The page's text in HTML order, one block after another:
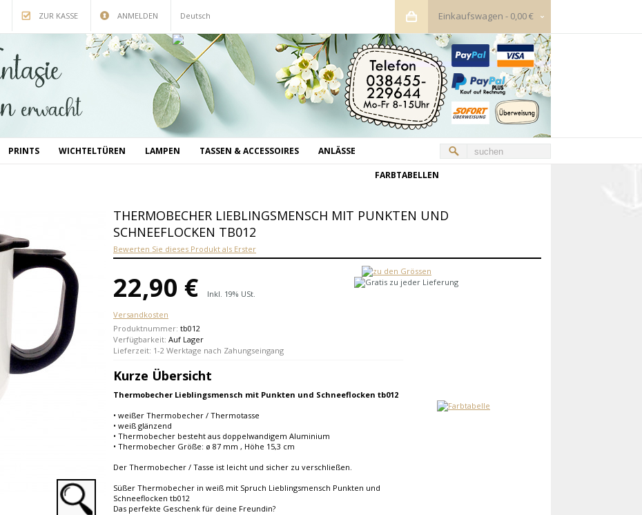
ZUR KASSE ANMELDEN Deutsch Einkaufswagen - 0,00 €
PRINTS WICHTELTÜREN LAMPEN TASSEN & ACCESSOIRES ANLÄSSE
FARBTABELLEN
THERMOBECHER LIEBLINGSMENSCH MIT PUNKTEN UND
SCHNEEFLOCKEN TB012
Bewerten Sie dieses Produkt als Erster
22,90 €
Inkl. 19% USt.
Versandkosten
Produktnummer: tb012
Verfügbarkeit: Auf Lager
Lieferzeit: 1-2 Werktage nach Zahungseingang
Kurze Übersicht
Thermobecher Lieblingsmensch mit Punkten und Schneeflocken tb012
• weißer Thermobecher / Thermotasse
• weiß glänzend
• Thermobecher besteht aus doppelwandigem Aluminium
• Thermobecher Größe: ø 87 mm , Höhe 15,3 cm
Der Thermobecher / Tasse ist leicht und sicher zu verschließen.
Süßer Thermobecher in weiß mit Spruch Lieblingsmensch Punkten und
Schneeflocken tb012
Das perfekte Geschenk für deine Freundin?